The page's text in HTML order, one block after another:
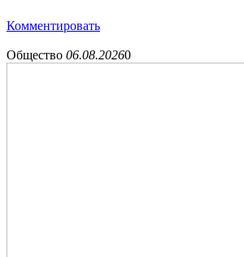
Комментировать
Общество 06.08.20260